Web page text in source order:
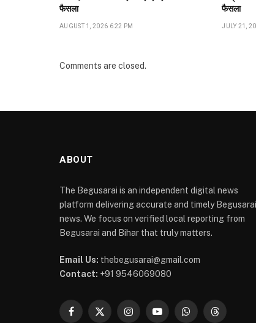
फैसला
AUGUST 1, 2026 6:22 PM
फैसला
JULY 21,
Comments are closed.
ABOUT
The Begusarai is an independent digital news
platform delivering accurate and timely Begusarai
news. We focus on verified local reporting from
Begusarai and Bihar that truly matters.
Email Us: thebegusarai@gmail.com
Contact: +91 9546069080
Facebook
X InstagramYouTubeWhatsAppThreads